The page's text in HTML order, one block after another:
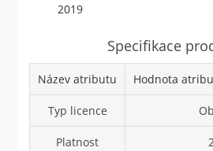
2019
Specifikace
Název atributu Hodnota
Typ licence
Platnost